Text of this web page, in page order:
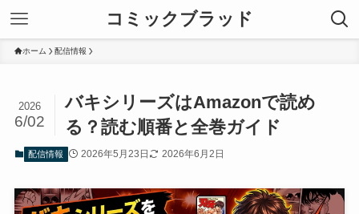
コミックブラッド
ホーム 配信情報
バキシリーズはAmazonで読め
る？読む順番と全巻ガイド
2026
6/02
配信情報 2026年5月23日 2026年6月2日